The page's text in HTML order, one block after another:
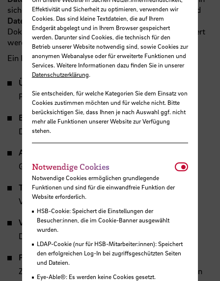
sichergestellt. Fördermittelgeber verlangen zunehmend
Datenmanagementpläne (DMP), die als „lebende
Dokumente“ während und nach dem Projekt aktualisiert
werden.
Ein DMP umfasst:
Überblick
Partner:innen und Laufzeit
Bestand:Herkunft und Qualität der existierenden
Daten sowie deren Integration
Arbeitsablauf:
Qualitätssicherung
Transfer:Kriterien und Wege der Datenübergabe,
Validierung und Archivierung
Verbreitung:Auswahl und Umsetzung der
Datenveröffentlichung und Interoperabilität
Pflichten:Vorgaben zu Eigentum, Urheberrechten,
Zugriff, Datenschutz und verantwortlichen Personen
Effektivität und Sicherheit zu optimieren, verwenden wir
Cookies. Das sind kleine Textdateien, die auf Ihrem
Endgerät abgelegt und in Ihrem Browser gespeichert
werden. Darunter sind Cookies, die technisch für den
Betrieb unserer Website notwendig sind, sowie Cookies zur
anonymen Webanalyse oder für erweiterte Funktionen und
Services. Weitere Informationen dazu finden Sie in unserer
Datenschutzerklärung.
Sie entscheiden, für welche Kategorien Sie dem Einsatz von
Cookies zustimmen möchten und für welche nicht. Bitte
berücksichtigen Sie, dass Ihnen je nach Auswahl ggf. nicht
mehr alle Funktionen unserer Website zur Verfügung
stehen.
Notwendige Cookies
Notwendige Cookies ermöglichen grundlegende
Funktionen und sind für die einwandfreie Funktion der
Website erforderlich.
HSB-Cookie: Speichert die Einstellungen der
Besucher:innen, die im Cookie-Banner ausgewählt
wurden.
LDAP-Cookie (nur für HSB-Mitarbeiter:innen): Speichert
den erfolgreichen Log-In bei zugriffsgeschützten Seiten
und Dateien.
Eye-Able®: Es werden keine Cookies gesetzt.